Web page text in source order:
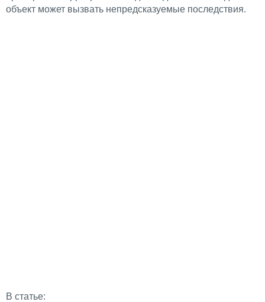
объект может вызвать непредсказуемые последствия.
В статье: